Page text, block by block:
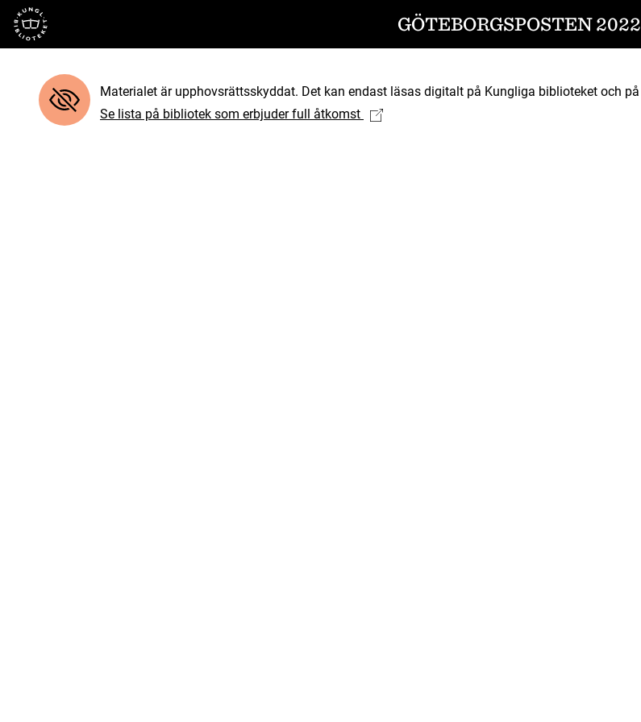
Till startsidan GÖTEBORGSPOSTEN
Materialet är upphovsrättsskyddat. Det kan endast läsas digitalt på Kungliga biblioteket och
Se lista på bibliotek som erbjuder full åtkomst